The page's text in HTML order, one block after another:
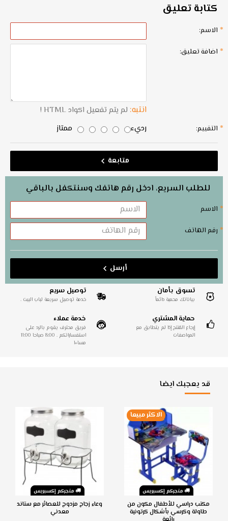
كتابة تعليق
الاسم:
اضافة تعليق:
انتبه: لم يتم تفعيل اكواد HTML !
التقييم: رديء ممتاز
متابعة
للطلب السريع، ادخل رقم هاتفك وسنتكفل بالباقي
الاسم
رقم الهاتف
أرسل
تسوق بأمان
بياناتك محمية دائماً
توصيل سريع
خدمة توصيل سريعة لباب البيت .
حماية المشتري
إرجاع المُنتج إذا لم يتطابق مع
المواصفات
خدمة عملاء
فريق محترف يقوم بالرد على
استفساراتكم . 8:00 صباحا 11:00
مساءا
قد يعجبك ايضا
متجركم إكسبريس
الاكثر مبيعا
مكتب دراسي للأطفال مكون من
طاولة وكرسي بأشكال كرتونية
متجركم إكسبريس
وعاء زجاج مزدوج للعصائر مع ستاند
معدني